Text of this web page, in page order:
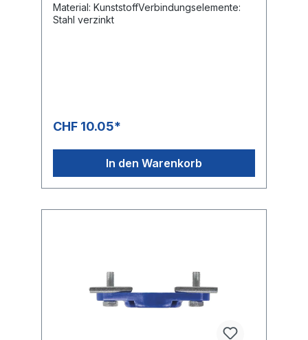
Material: KunststoffVerbindungselemente:
Stahl verzinkt
CHF 10.05*
In den Warenkorb